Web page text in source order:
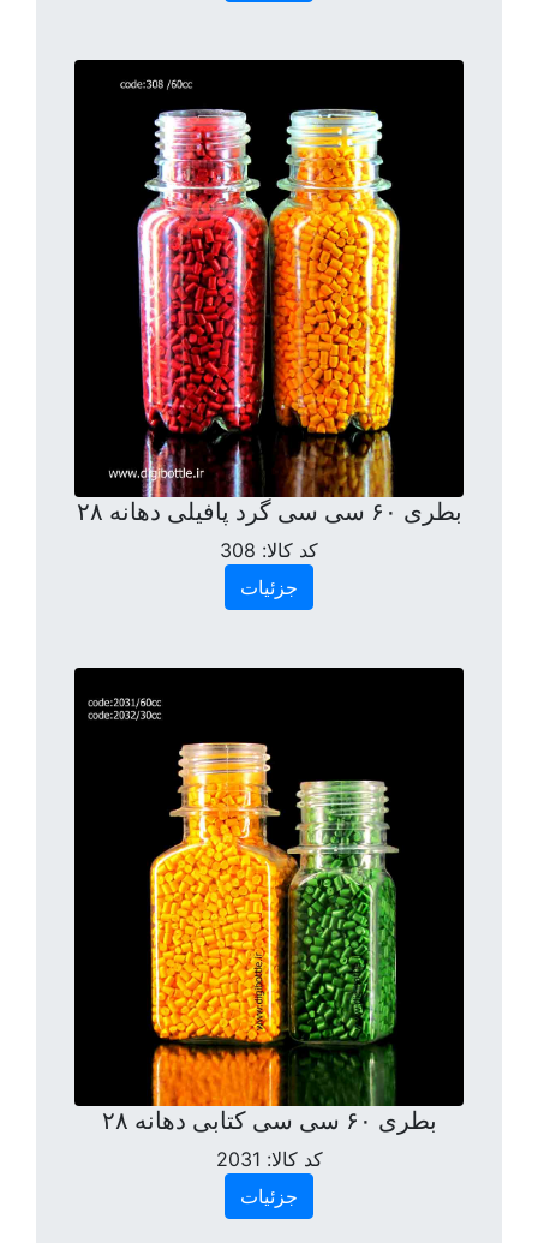
بطری ۶۰ سی سی گرد پافیلی دهانه ۲۸
کد کالا: 308
جزئیات
بطری ۶۰ سی سی کتابی دهانه ۲۸
کد کالا: 2031
جزئیات